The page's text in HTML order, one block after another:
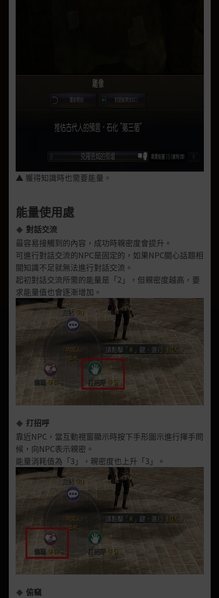
▲ 獲得知識時也需要能量。
能量使用處
對話交流
最容易接觸到的內容，成功時親密度會提升。
可進行對話交流的NPC是固定的，如果NPC關心話題相
關知識不足就無法進行對話交流。
起初對話交流所需的能量是「2」，但親密度越高，要
求能量值也會逐漸增加。
打招呼
靠近NPC，當互動視窗顯示時按下手形圖示進行揮手問
候，向NPC表示親密。
能量消耗值為「3」，親密度也上升「3」。
偷竊